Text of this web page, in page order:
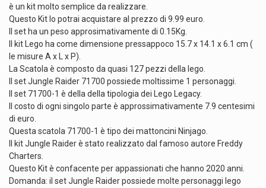
è un kit molto semplice da realizzare.
Questo Kit lo potrai acquistare al prezzo di 9.99 euro.
Il set ha un peso approsimativamente di 0.15Kg.
Il kit Lego ha come dimensione pressappoco 15.7 x 14.1 x 6.1 cm (
le misure A x L x P).
La Scatola è composto da quasi 127 pezzi della lego.
Il set Jungle Raider 71700 possiede moltissime 1 personaggi.
Il set 71700-1 è della della tipologia dei Lego Legacy.
Il costo di ogni singolo parte è approssimativamente 7.9 centesimi
di euro.
Questa scatola 71700-1 è tipo dei mattoncini Ninjago.
Il kit Jungle Raider è stato realizzato dal famoso autore Freddy
Charters.
Questo Kit è confacente per appassionati che hanno 2020 anni.
Domanda: il set Jungle Raider possiede molte personaggi lego